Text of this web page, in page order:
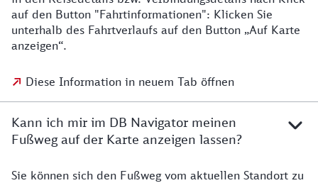
auf den Button "Fahrtinformationen": Klicken Sie
unterhalb des Fahrtverlaufs auf den Button „Auf Karte
anzeigen“.
Diese Information in neuem Tab öffnen
Kann ich mir im DB Navigator meinen
Fußweg auf der Karte anzeigen lassen?
Sie können sich den Fußweg vom aktuellen Standort zu